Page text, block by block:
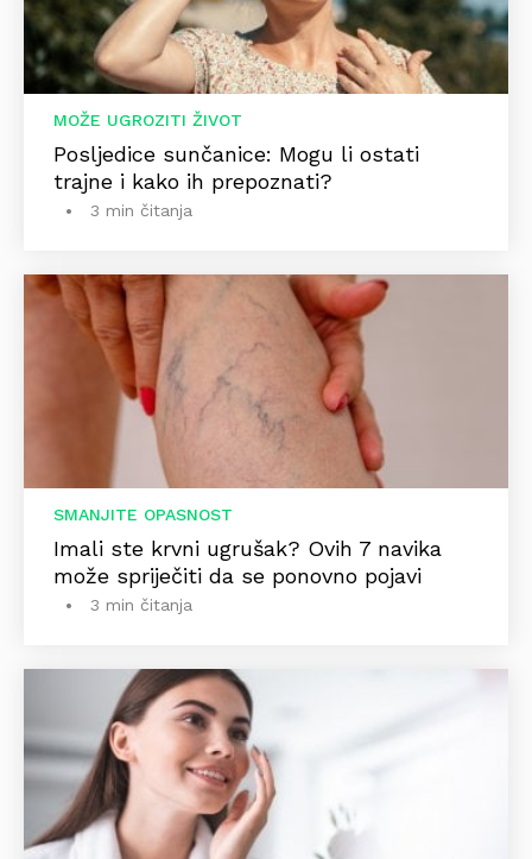
MOŽE UGROZITI ŽIVOT
Posljedice sunčanice: Mogu li ostati
trajne i kako ih prepoznati?
3 min čitanja
SMANJITE OPASNOST
Imali ste krvni ugrušak? Ovih 7 navika
može spriječiti da se ponovno pojavi
3 min čitanja